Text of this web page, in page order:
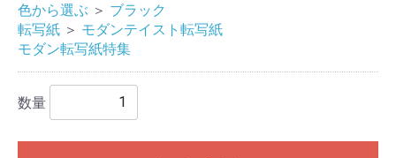
色から選ぶ ＞ ブラック
転写紙 ＞ モダンテイスト転写紙
モダン転写紙特集
数量